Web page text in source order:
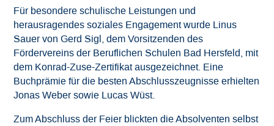
Für besondere schulische Leistungen und
herausragendes soziales Engagement wurde Linus
Sauer von Gerd Sigl, dem Vorsitzenden des
Fördervereins der Beruflichen Schulen Bad Hersfeld, mit
dem Konrad-Zuse-Zertifikat ausgezeichnet. Eine
Buchprämie für die besten Abschlusszeugnisse erhielten
Jonas Weber sowie Lucas Wüst.
Zum Abschluss der Feier blickten die Absolventen selbst